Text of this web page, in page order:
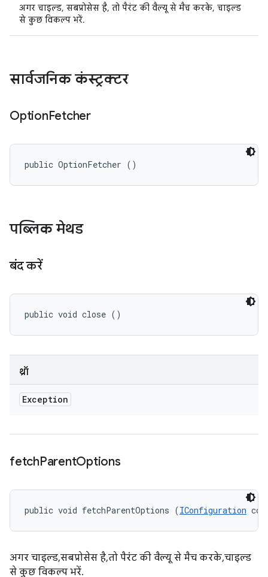
अगर चाइल्ड, सबप्रोसेस है, तो पैरंट की वैल्यू से मैच करके, चाइल्ड
से कुछ विकल्प भरें.
सार्वजनिक कंस्ट्रक्टर
OptionFetcher
public OptionFetcher ()
पब्लिक मेथड
बंद करें
public void close ()
थ्रॉ
Exception
fetchParentOptions
public void fetchParentOptions (IConfiguration
अगर चाइल्ड, सबप्रोसेस है, तो पैरंट की वैल्यू से मैच करके, चाइल्ड
से कुछ विकल्प भरें.